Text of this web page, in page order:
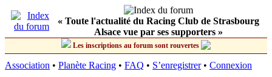
« Toute l'actualité du Racing Club de Strasbourg
Alsace vue par ses supporters »
Les inscriptions au forum sont rouvertes
Association • Planète Racing • FAQ • S’enregistrer• Connexion